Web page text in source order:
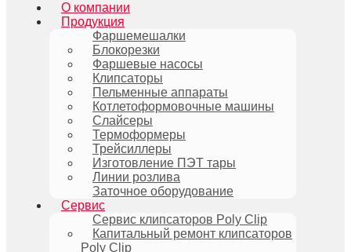
О компании
Продукция
Фаршемешалки
Блокорезки
Фаршевые насосы
Клипсаторы
Пельменные аппараты
Котлетоформовочные машины
Слайсеры
Термоформеры
Трейсиллеры
Изготовление ПЭТ тары
Линии розлива
Заточное оборудование
Сервис
Сервис клипсаторов Poly Clip
Капитальный ремонт клипсаторов
Poly Clip